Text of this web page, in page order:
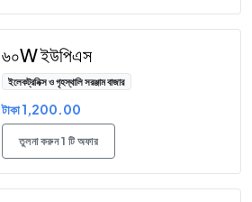
৬০W ইউপিএস
ইলেকট্রনিক্স ও গৃহস্থালি সরঞ্জাম বাজার
টাকা 1,200.00
তুলনা করুন 1 টি অফার